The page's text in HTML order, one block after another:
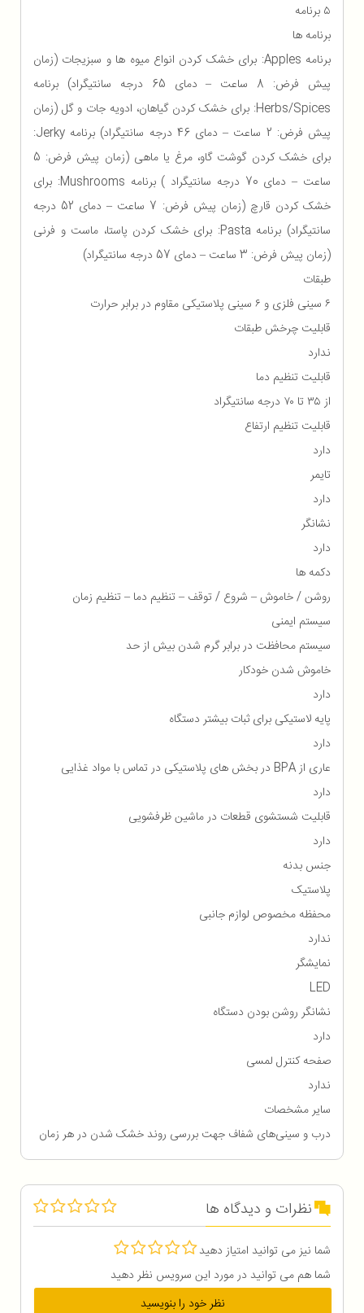
۵ برنامه
برنامه ها
برنامه Apples: برای خشک کردن انواع میوه ها و سبزیجات (زمان
پیش فرض: 8 ساعت – دمای 65 درجه سانتیگراد) برنامه
Herbs/Spices: برای خشک کردن گیاهان، ادویه جات و گل (زمان
پیش فرض: 2 ساعت – دمای 46 درجه سانتیگراد) برنامه Jerky:
برای خشک کردن گوشت گاو، مرغ یا ماهی (زمان پیش فرض: 5
ساعت – دمای 70 درجه سانتیگراد ) برنامه Mushrooms: برای
خشک کردن قارچ (زمان پیش فرض: 7 ساعت – دمای 52 درجه
سانتیگراد) برنامه Pasta: برای خشک کردن پاستا، ماست و فرنی
(زمان پیش فرض: 3 ساعت – دمای 57 درجه سانتیگراد)
طبقات
۶ سینی فلزی و ۶ سینی پلاستیکی مقاوم در برابر حرارت
قابلیت چرخش طبقات
ندارد
قابلیت تنظیم دما
از ۳۵ تا ۷۰ درجه سانتیگراد
قابلیت تنظیم ارتفاع
دارد
تایمر
دارد
نشانگر
دارد
دکمه ها
روشن / خاموش – شروع / توقف – تنظیم دما – تنظیم زمان
سیستم ایمنی
سیستم محافظت در برابر گرم شدن بیش از حد
خاموش شدن خودکار
دارد
پایه لاستیکی برای ثبات بیشتر دستگاه
دارد
عاری از BPA در بخش های پلاستیکی در تماس با مواد غذایی
دارد
قابلیت شستشوی قطعات در ماشین ظرفشویی
دارد
جنس بدنه
پلاستیک
محفظه مخصوص لوازم جانبی
ندارد
نمایشگر
LED
نشانگر روشن بودن دستگاه
دارد
صفحه کنترل لمسی
ندارد
سایر مشخصات
درب و سینی‌های شفاف جهت بررسی روند خشک شدن در هر زمان
نظرات و دیدگاه ها
شما نیز می توانید امتیاز دهید
شما هم می توانید در مورد این سرویس نظر دهید
نظر خود را بنویسید